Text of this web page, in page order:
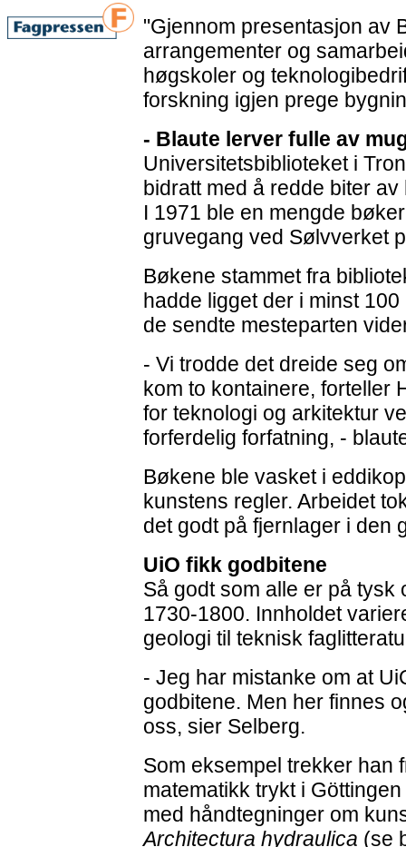
"Gjennom presentasjon av
arrangementer og
høgskoler og
forskning igjen prege
- Blaute lerver fulle av
Universitetsbiblioteket i
bidratt med å redde biter
I 1971 ble en mengde
gruvegang ved Sølvverket
Bøkene stammet fra
hadde ligget der i minst
de sendte mesteparten
- Vi trodde det dreide seg
kom to kontainere, forteller
for teknologi og arkitektur
forferdelig forfatning, -
Bøkene ble vasket i
kunstens regler. Arbeidet
det godt på fjernlager i den
UiO fikk godbitene
Så godt som alle er på tysk
1730-1800. Innholdet
geologi til teknisk
- Jeg har mistanke om at
godbitene. Men her finnes
oss, sier Selberg.
Som eksempel trekker han
matematikk trykt i
med håndtegninger om
Architectura hydraulica (se